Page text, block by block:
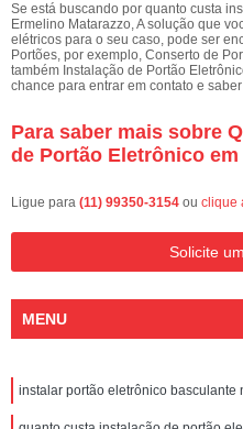
Se está buscando por quanto custa
Ermelino Matarazzo, A solução que
elétricos para o seu caso, pode ser
Portões, por exemplo, Conserto de
também Instalação de Portão
chance para entrar em contato e
Para saber mais sobre
de Portão Eletrônico
Ligue para (11) 99350-3154 ou clique
Solicite
MENU
instalar portão eletrônico basculante